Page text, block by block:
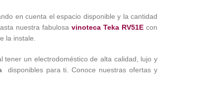
en cuenta el espacio disponible y la cantidad
nuestra fabulosavinoteca Teka RV51E con
la instale.
un electrodoméstico de alta calidad, lujo y
disponibles para ti. Conoce nuestras ofertas y